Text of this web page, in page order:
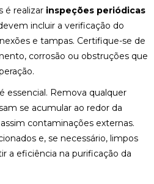
é realizar inspeções periódicas
incluir a verificação do
e tampas. Certifique-se de
corrosão ou obstruções que
essencial. Remova qualquer
se acumular ao redor da
contaminações externas.
e, se necessário, limpos
a eficiência na purificação da